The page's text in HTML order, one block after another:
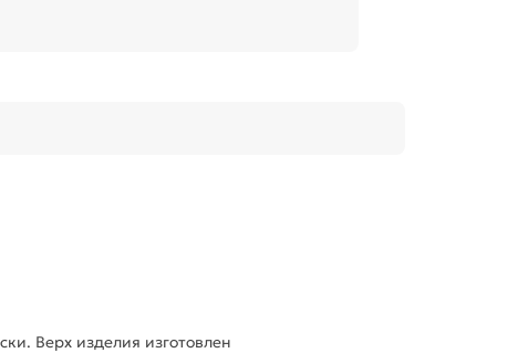
Верх изделия изготовлен